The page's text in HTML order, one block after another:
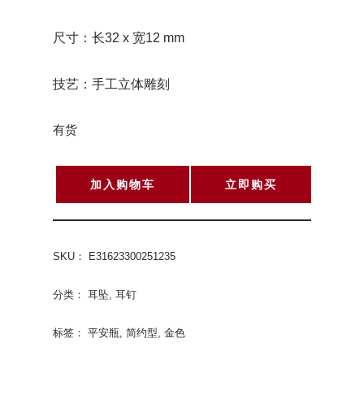
尺寸：长32 x 宽12 mm
技艺：手工立体雕刻
有货
加入购物车 立即购买
SKU： E31623300251235
分类： 耳坠, 耳钉
标签： 平安瓶, 简约型, 金色